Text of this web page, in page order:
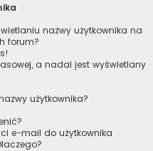
nazwy użytkownika na
forum?
a nadal jest wyświetlany
użytkownika?
e-mail do użytkownika